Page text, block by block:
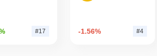
#17 -1.56% #4